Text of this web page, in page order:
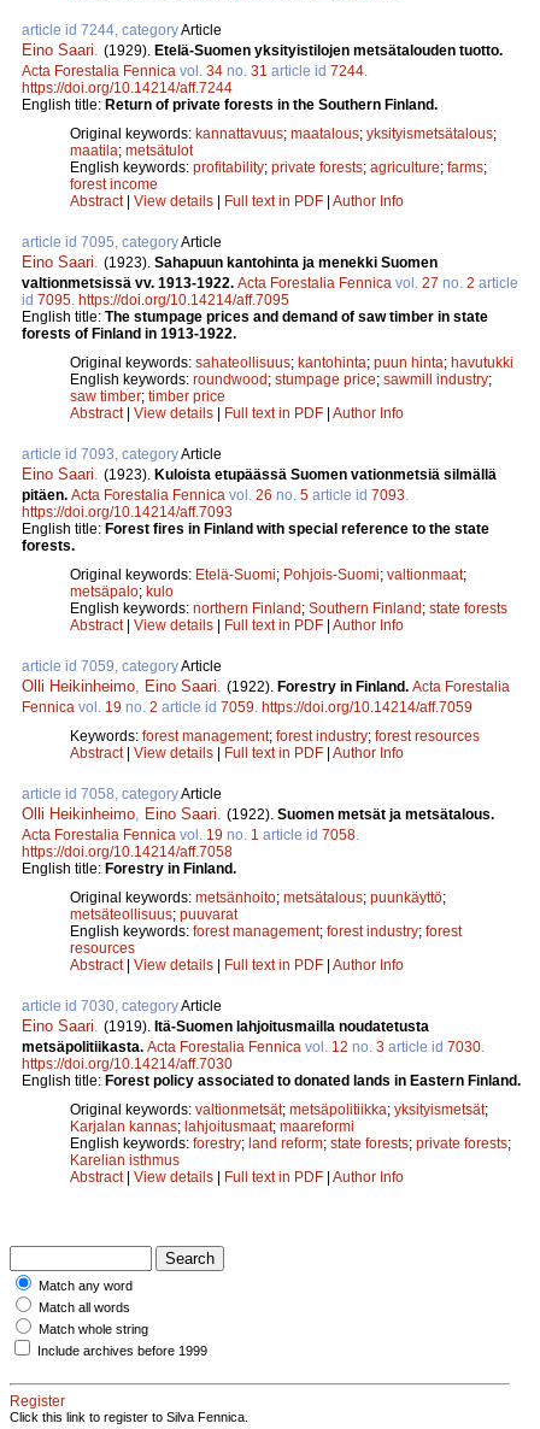
article id 7244, categoryArticle
Eino Saari. (1929). Etelä-Suomen yksityistilojen metsätalouden tuotto.
Acta Forestalia Fennica vol. 34 no. 31 article id 7244.
https://doi.org/10.14214/aff.7244
English title: Return of private forests in the Southern Finland.
Original keywords: kannattavuus; maatalous; yksityismetsätalous;
maatila; metsätulot
English keywords: profitability; private forests; agriculture; farms;
forest income
Abstract| View details Full text in PDF Author Info
article id 7095, categoryArticle
Eino Saari. (1923). Sahapuun kantohinta ja menekki Suomen
valtionmetsissä vv. 1913-1922. Acta Forestalia Fennica vol. 27 no. 2 article
id 7095. https://doi.org/10.14214/aff.7095
English title: The stumpage prices and demand of saw timber in state
forests of Finland in 1913-1922.
Original keywords: sahateollisuus; kantohinta; puun hinta; havutukki
English keywords: roundwood ; stumpage price; sawmill industry;
saw timber; timber price
Abstract| View details Full text in PDF Author Info
article id 7093, categoryArticle
Eino Saari. (1923). Kuloista etupäässä Suomen vationmetsiä silmällä
pitäen. Acta Forestalia Fennica vol. 26 no. 5 article id 7093.
https://doi.org/10.14214/aff.7093
English title: Forest fires in Finland with special reference to the state
forests.
Original keywords: Etelä-Suomi; Pohjois-Suomi; valtionmaat;
metsäpalo; kulo
English keywords: northern Finland ; Southern Finland ; state forests
Abstract| View details Full text in PDF Author Info
article id 7059, categoryArticle
Olli Heikinheimo, Eino Saari. (1922). Forestry in Finland. Acta Forestalia
Fennica vol. 19 no. 2 article id 7059. https://doi.org/10.14214/aff.7059
Keywords: forest management; forest industry; forest resources
Abstract| View details Full text in PDF Author Info
article id 7058, categoryArticle
Olli Heikinheimo, Eino Saari. (1922). Suomen metsät ja metsätalous.
Acta Forestalia Fennica vol. 19 no. 1 article id 7058.
https://doi.org/10.14214/aff.7058
English title: Forestry in Finland.
Original keywords: metsänhoito; metsätalous; puunkäyttö;
metsäteollisuus; puuvarat
English keywords: forest management; forest industry; forest
resources
Abstract| View details Full text in PDF Author Info
article id 7030, categoryArticle
Eino Saari. (1919). Itä-Suomen lahjoitusmailla noudatetusta
metsäpolitiikasta. Acta Forestalia Fennica vol. 12 no. 3 article id 7030.
https://doi.org/10.14214/aff.7030
English title: Forest policy associated to donated lands in Eastern Finland.
Original keywords: valtionmetsät; metsäpolitiikka; yksityismetsät;
Karjalan kannas; lahjoitusmaat; maareformi
English keywords: forestry; land reform; state forests; private forests;
Karelian isthmus
Abstract| View details Full text in PDF Author Info
Match any word
Match all words
Match whole string
Include archives before 1999
Register
Click this link to register to Silva Fennica.